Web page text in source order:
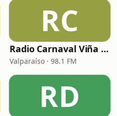
RC
Radio Carnaval Viña del Mar 98.1 FM
Valparaíso · 98.1 FM
RD